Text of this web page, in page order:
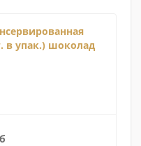
в упак.) шоколад